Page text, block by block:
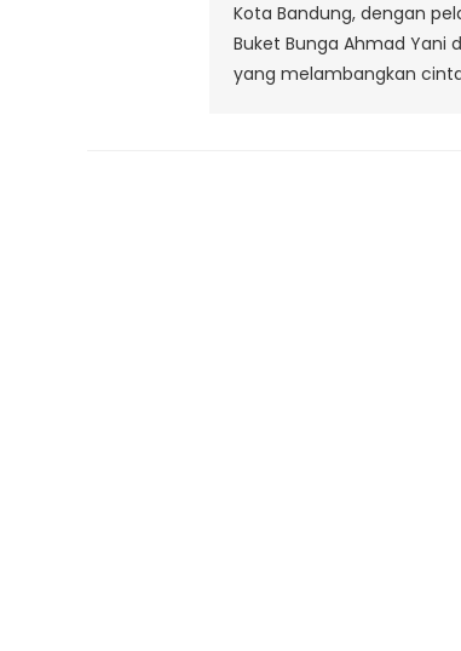
Kota Bandung, dengan
Buket Bunga Ahmad
yang melambangkan